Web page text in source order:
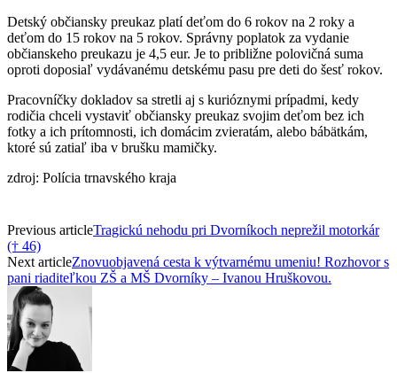
Detský občiansky preukaz platí deťom do 6 rokov na 2 roky a
deťom do 15 rokov na 5 rokov. Správny poplatok za vydanie
občianskeho preukazu je 4,5 eur. Je to približne polovičná suma
oproti doposiaľ vydávanému detskému pasu pre deti do šesť rokov.
Pracovníčky dokladov sa stretli aj s kurióznymi prípadmi, kedy
rodičia chceli vystaviť občiansky preukaz svojim deťom bez ich
fotky a ich prítomnosti, ich domácim zvieratám, alebo bábätkám,
ktoré sú zatiaľ iba v brušku mamičky.
zdroj: Polícia trnavského kraja
Previous articleTragickú nehodu pri Dvorníkoch neprežil motorkár
(† 46)
Next articleZnovuobjavená cesta k výtvarnému umeniu! Rozhovor s
pani riaditeľkou ZŠ a MŠ Dvorníky – Ivanou Hruškovou.